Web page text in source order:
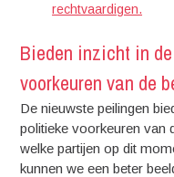
rechtvaardigen.
Bieden inzicht in
voorkeuren van de
De nieuwste peilingen
politieke voorkeuren van
welke partijen op dit
kunnen we een beter